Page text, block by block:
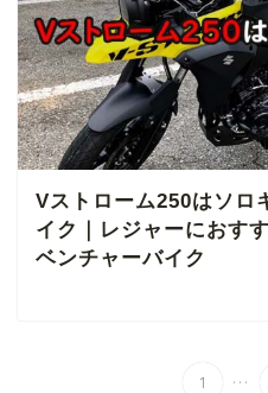
Vストローム250はソロ
イク｜レジャーにおす
ベンチャーバイク
1 ...